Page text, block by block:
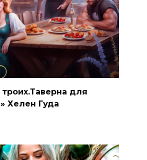
для
Хелен Гуда